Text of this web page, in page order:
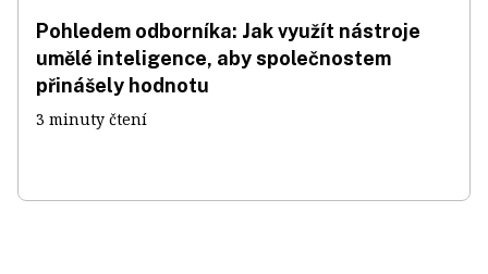
Pohledem odborníka: Jak využít nástroje
umělé inteligence, aby společnostem
přinášely hodnotu
3 minuty čtení